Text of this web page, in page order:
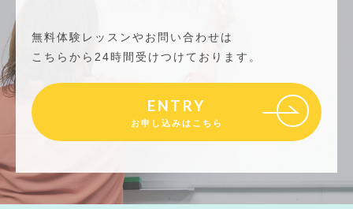
無料体験レッスンやお問い合わせは
こちらから24時間受けつけております。
ENTRY
お申し込みはこちら